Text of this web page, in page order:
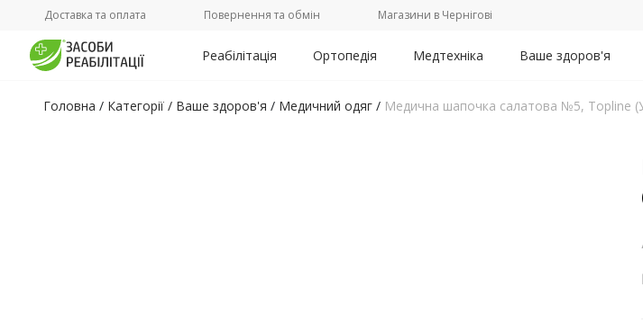
Доставка та оплата Повернення та обмін Магазини в Чернігові
Реабілітація Ортопедія Медтехніка Ваше здоров'я
Головна / Категорії / Ваше здоров'я / Медичний одяг / Медична шапочка салатова №5, Topline